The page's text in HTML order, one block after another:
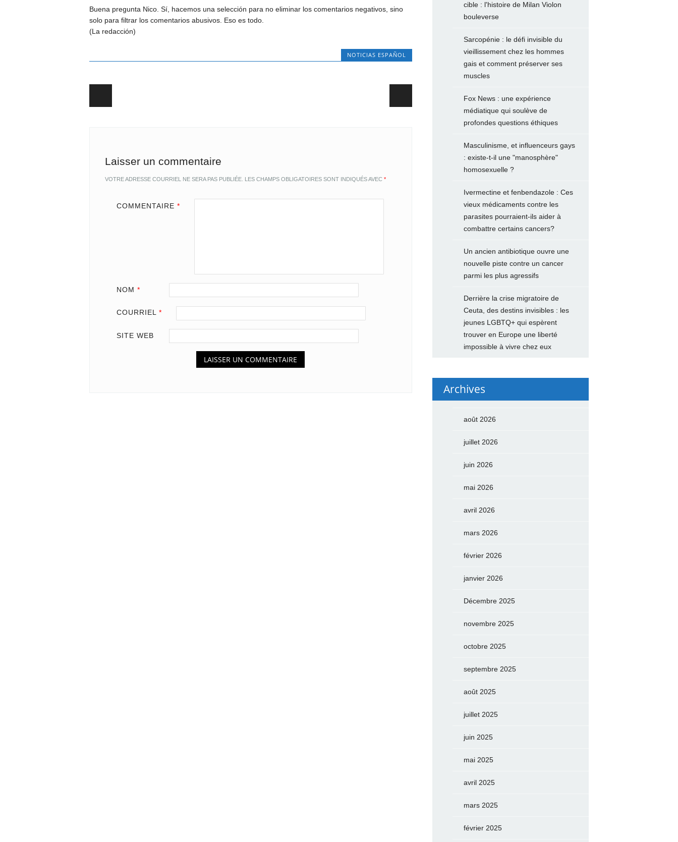
Buena pregunta Nico. Sí, hacemos una selección para no eliminar los comentarios negativos, sino
solo para filtrar los comentarios abusivos. Eso es todo.
(La redacción)
NOTICIAS ESPAÑOL
Post navigation
Laisser un commentaire
VOTRE ADRESSE COURRIEL NE SERA PAS PUBLIÉE. LES CHAMPS OBLIGATOIRES SONT INDIQUÉS AVEC *
COMMENTAIRE *
NOM *
COURRIEL *
SITE WEB
cible : l'histoire de Milan Violon
bouleverse
Sarcopénie : le défi invisible du
vieillissement chez les hommes
gais et comment préserver ses
muscles
Fox News : une expérience
médiatique qui soulève de
profondes questions éthiques
Masculinisme, et influenceurs gays
: existe-t-il une "manosphère"
homosexuelle ?
Ivermectine et fenbendazole : Ces
vieux médicaments contre les
parasites pourraient-ils aider à
combattre certains cancers?
Un ancien antibiotique ouvre une
nouvelle piste contre un cancer
parmi les plus agressifs
Derrière la crise migratoire de
Ceuta, des destins invisibles : les
jeunes LGBTQ+ qui espèrent
trouver en Europe une liberté
impossible à vivre chez eux
Archives
août 2026
juillet 2026
juin 2026
mai 2026
avril 2026
mars 2026
février 2026
janvier 2026
Décembre 2025
novembre 2025
octobre 2025
septembre 2025
août 2025
juillet 2025
juin 2025
mai 2025
avril 2025
mars 2025
février 2025